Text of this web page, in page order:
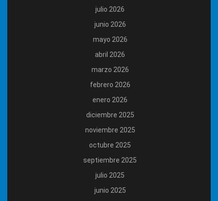
julio 2026
junio 2026
mayo 2026
abril 2026
marzo 2026
febrero 2026
enero 2026
diciembre 2025
noviembre 2025
octubre 2025
septiembre 2025
julio 2025
junio 2025